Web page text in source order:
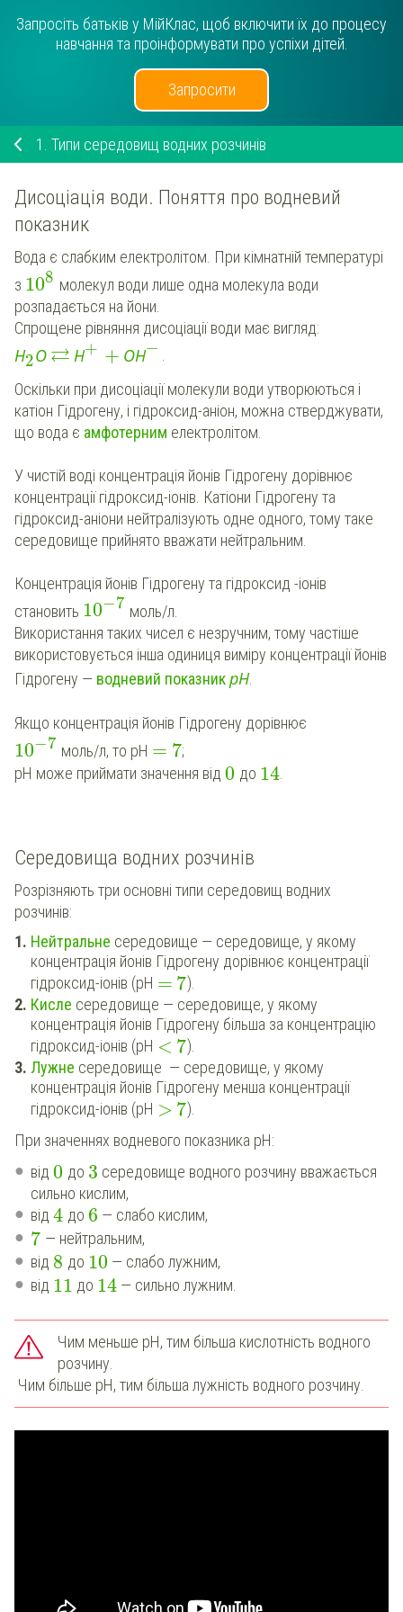
Запросіть батьків у МійКлас, щоб включити їх до процесу
навчання та проінформувати про успіхи дітей.
Запросити
1. Типи середовищ водних розчинів
Дисоціація води. Поняття про водневий
показник
Вода є слабким електролітом. При кімнатній температурі
з 108 молекул води лише одна молекула води
розпадається на йони.
Спрощене рівняння дисоціації води має вигляд:
Н2О ⇄ Н+ + ОН− .
Оскільки при дисоціації молекули води утворюються і
катіон Гідрогену, і гідроксид-аніон, можна стверджувати,
що вода є амфотерним електролітом.
У чистій воді концентрація йонів Гідрогену дорівнює
концентрації гідроксид-іонів. Катіони Гідрогену та
гідроксид-аніони нейтралізують одне одного, тому таке
середовище прийнято вважати нейтральним.
Концентрація йонів Гідрогену та гідроксид -іонів
становить 10−7 моль/л.
Використання таких чисел є незручним, тому частіше
використовується інша одиниця виміру концентрації йонів
Гідрогену — водневий показникрН.
Якщо концентрація йонів Гідрогену дорівнює
10−7 моль/л, то рН = 7;
рН може приймати значення від 0 до 14.
Середовища водних розчинів
Розрізняють три основні типи середовищ водних
розчинів:
Нейтральне середовище — середовище, у якому
концентрація йонів Гідрогену дорівнює концентрації
гідроксид-іонів (рН = 7).
Кисле середовище — середовище, у якому
концентрація йонів Гідрогену більша за концентрацію
гідроксид-іонів (рН < 7).
Лужне середовище — середовище, у якому
концентрація йонів Гідрогену менша концентрації
гідроксид-іонів (рН > 7).
При значеннях водневого показника рН:
від 0 до 3 середовище водного розчину вважається
сильно кислим,
від 4 до 6 — слабо кислим,
7 — нейтральним,
від 8 до 10 — слабо лужним,
від 11 до 14 — сильно лужним.
Чим меньше рН, тим більша кислотність водного
розчину.
Чим більше pH, тим більша лужність водного розчину.